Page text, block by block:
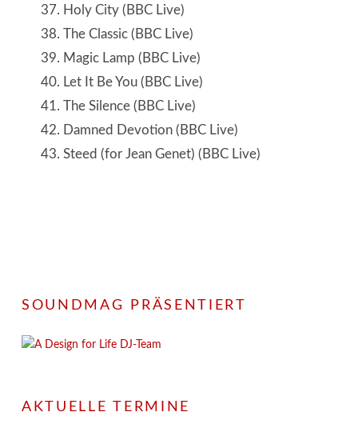
Holy City (BBC Live)
The Classic (BBC Live)
Magic Lamp (BBC Live)
Let It Be You (BBC Live)
The Silence (BBC Live)
Damned Devotion (BBC Live)
Steed (for Jean Genet) (BBC Live)
SOUNDMAG PRÄSENTIERT
AKTUELLE TERMINE